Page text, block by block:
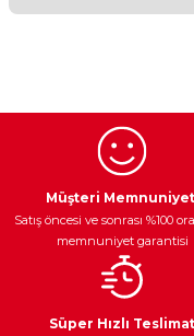
Ürün resmi
Ürün açıklamasında
Ürün bilgilerinde
Ürün fiyatı diğer
Bu ürüne benzer
Egzoz
Ateşleme Sistemi
Müşteri
Satış öncesi ve sonrası %100
memnuniyet garantisi
Süper Hızlı Teslimat